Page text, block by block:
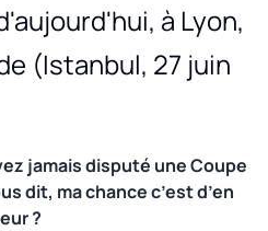
à Lyon,
(Istanbul, 27 juin
jamais disputé une Coupe
dit, ma chance c’est d’en
?